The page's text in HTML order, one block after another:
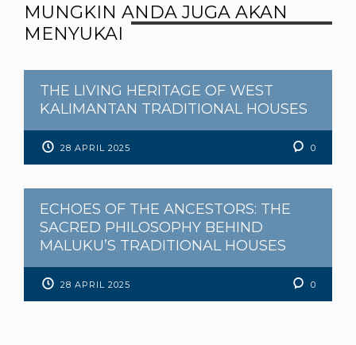
MUNGKIN ANDA JUGA AKAN
MENYUKAI
THE LIVING HERITAGE OF WEST
KALIMANTAN TRADITIONAL HOUSES
28 APRIL 2025 0
ECHOES OF THE ANCESTORS: THE
SACRED PHILOSOPHY BEHIND
MALUKU’S TRADITIONAL HOUSES
28 APRIL 2025 0